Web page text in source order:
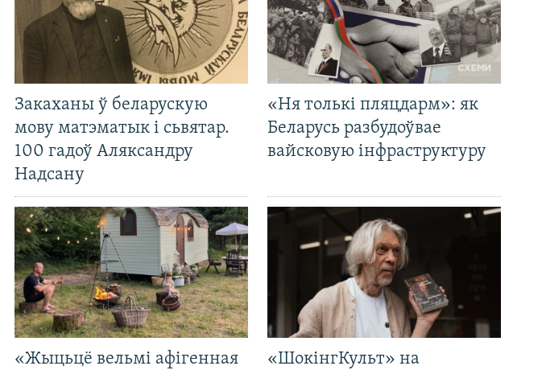
Закаханы ў беларускую
мову матэматык і сьвятар.
100 гадоў Аляксандру
Надсану
«Ня толькі пляцдарм»: як
Беларусь разбудоўвае
вайсковую інфраструктуру
«Жыцьцё вельмі афігенная
«ШокінгКульт» на